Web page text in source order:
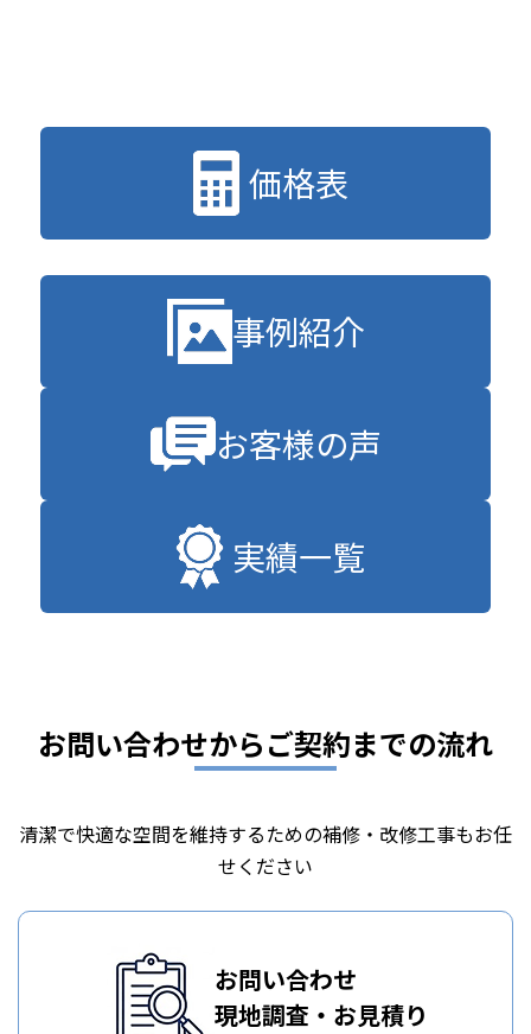
価格表
事例紹介
お客様の声
実績一覧
お問い合わせからご契約までの流れ
清潔で快適な空間を維持するための補修・改修工事もお任
せください
お問い合わせ
現地調査・お見積り